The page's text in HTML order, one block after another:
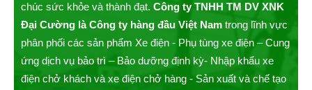
chúc sức khỏe và thành đạt. Công ty TNHH TM DV XNK
Đại Cường là Công ty hàng đầu Việt Nam trong lĩnh vực
phân phối các sản phẩm Xe điện - Phụ tùng xe điện – Cung
ứng dịch vụ bảo trì – Bảo dưỡng định kỳ- Nhập khẩu xe
điện chở khách và xe điện chở hàng - Sản xuất và chế tạo